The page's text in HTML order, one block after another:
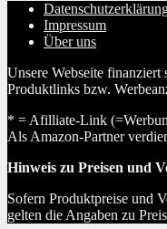
Impressum
Über uns
Unsere Webseite
Produktlinks bzw.
* = Afilliate-Link
Als Amazon-Partner
Hinweis zu Preisen und
Sofern Produktpreise und
gelten die Angaben zu